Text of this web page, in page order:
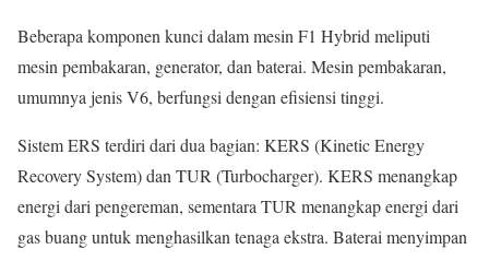
Beberapa komponen kunci dalam mesin F1 Hybrid meliputi
mesin pembakaran, generator, dan baterai. Mesin pembakaran,
umumnya jenis V6, berfungsi dengan efisiensi tinggi.
Sistem ERS terdiri dari dua bagian: KERS (Kinetic Energy
Recovery System) dan TUR (Turbocharger). KERS menangkap
energi dari pengereman, sementara TUR menangkap energi dari
gas buang untuk menghasilkan tenaga ekstra. Baterai menyimpan